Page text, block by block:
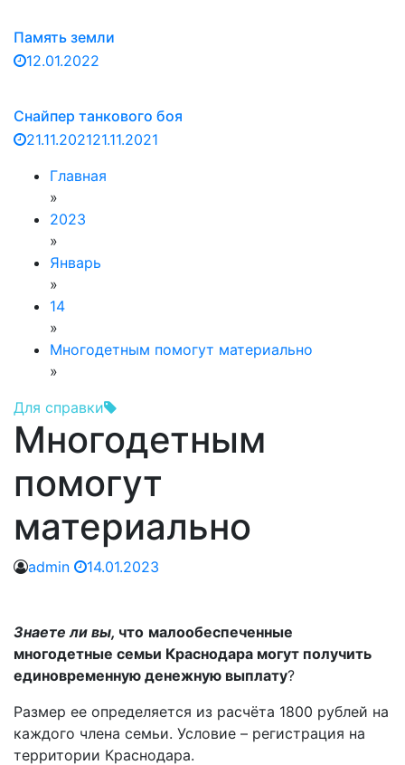
Память земли
12.01.2022
Снайпер танкового боя
21.11.202121.11.2021
Главная
»
2023
»
Январь
»
14
»
Многодетным помогут материально
»
Для справки
Многодетным
помогут
материально
admin 14.01.2023
Знаете ли вы, что малообеспеченные
многодетные семьи Краснодара могут получить
единовременную денежную выплату?
Размер ее определяется из расчёта 1800 рублей на
каждого члена семьи. Условие – регистрация на
территории Краснодара.